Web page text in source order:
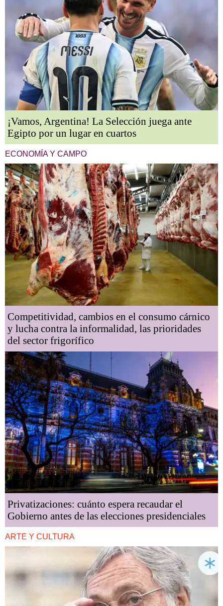
¡Vamos, Argentina! La Selección juega ante
Egipto por un lugar en cuartos
ECONOMÍA Y CAMPO
Competitividad, cambios en el consumo cárnico
y lucha contra la informalidad, las prioridades
del sector frigorífico
Privatizaciones: cuánto espera recaudar el
Gobierno antes de las elecciones presidenciales
ARTE Y CULTURA